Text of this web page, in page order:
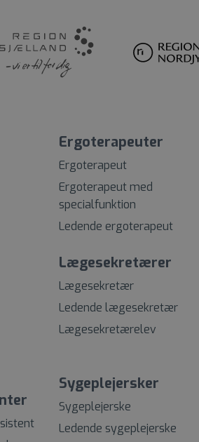
Ergoterapeuter
Ergoterapeut
Ergoterapeut med
specialfunktion
Ledende ergoterapeut
Lægesekretærer
Lægesekretær
Ledende lægesekretær
Lægesekretærelev
Sygeplejersker
Sygeplejerske
Ledende sygeplejerske